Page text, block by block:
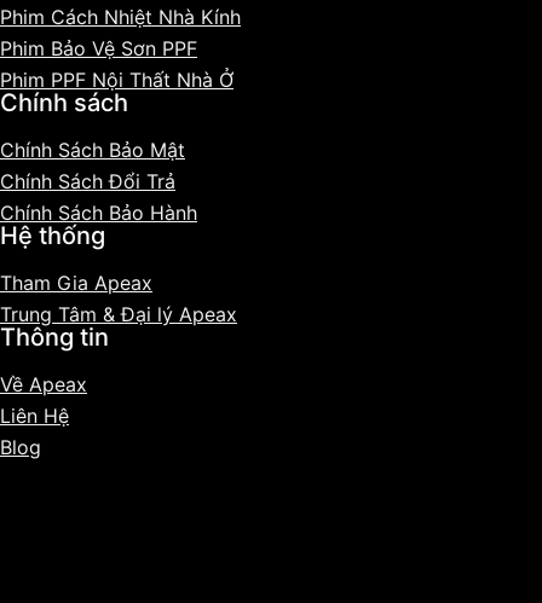
Phim Cách Nhiệt Nhà Kính
Phim Bảo Vệ Sơn PPF
Phim PPF Nội Thất Nhà Ở
Chính sách
Chính Sách Bảo Mật
Chính Sách Đổi Trả
Chính Sách Bảo Hành
Hệ thống
Tham Gia Apeax
Trung Tâm & Đại lý Apeax
Thông tin
Về Apeax
Liên Hệ
Blog